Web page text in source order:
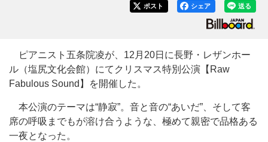
送る
シェア
ポスト
ピアニスト五条院凌が、12月20日に長野・レザンホー
ル（塩尻文化会館）にてクリスマス特別公演【Raw
Fabulous Sound】を開催した。
本公演のテーマは“静寂”。音と音の“あいだ”、そして客
席の呼吸までもが溶け合うような、極めて親密で品格ある
一夜となった。